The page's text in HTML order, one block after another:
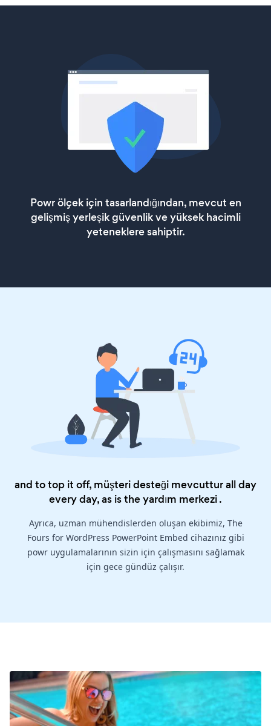
Powr ölçek için tasarlandığından, mevcut en
gelişmiş yerleşik güvenlik ve yüksek hacimli
yeteneklere sahiptir.
and to top it off, müşteri desteği mevcuttur all day
every day, as is theyardım merkezi.
Ayrıca, uzman mühendislerden oluşan ekibimiz, The
Fours for WordPress PowerPoint Embed cihazınız gibi
powr uygulamalarının sizin için çalışmasını sağlamak
için gece gündüz çalışır.